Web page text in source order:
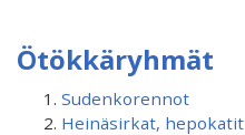
Ötökkäryhmät
Sudenkorennot
Heinäsirkat, hepokatit